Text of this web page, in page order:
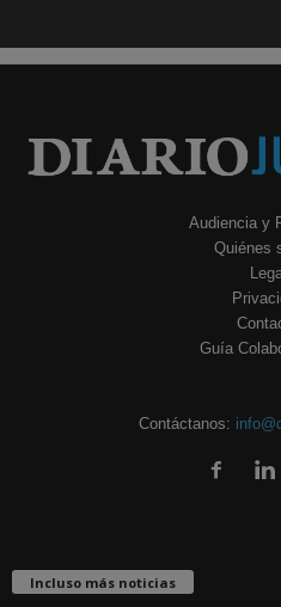
Audiencia y
Quiénes
Guía
Contáctanos:
Incluso más noticias